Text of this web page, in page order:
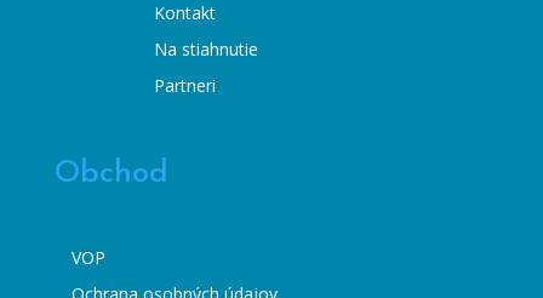
Kontakt
Na stiahnutie
Partneri
Obchod
VOP